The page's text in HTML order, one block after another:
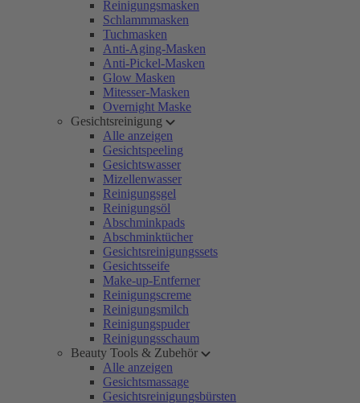
Reinigungsmasken
Schlammmasken
Tuchmasken
Anti-Aging-Masken
Anti-Pickel-Masken
Glow Masken
Mitesser-Masken
Overnight Maske
Gesichtsreinigung
Alle anzeigen
Gesichtspeeling
Gesichtswasser
Mizellenwasser
Reinigungsgel
Reinigungsöl
Abschminkpads
Abschminktücher
Gesichtsreinigungssets
Gesichtsseife
Make-up-Entferner
Reinigungscreme
Reinigungsmilch
Reinigungspuder
Reinigungsschaum
Beauty Tools & Zubehör
Alle anzeigen
Gesichtsmassage
Gesichtsreinigungsbürsten